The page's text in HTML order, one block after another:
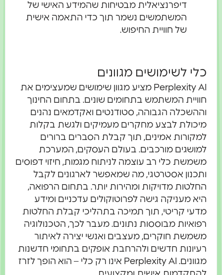
דיפרנציאלית מבטיחות שהמידע האישי של
המשתמשים נשמר תוך כדי התאמה אישית
של חוויית החיפוש.
כלי לשימושים מגוונים
Perplexity AI מציע מגוון שימושים שמעצימים את
חוויית המשתמש בתחומים שונים. בתחום החינוך
וההשכלה הגבוהה, סטודנטים ואקדמאים נהנים
מיכולת לבצע מחקרים מעמיקים ולגשת בקלות
למקורות אמינים, תוך קבלת הסברים ברורים
למושגים מורכבים. בעולם העסקים, המערכת
משמשת כלי רב עוצמה לניתוח מגמות, חיזוי דפוסים
ותכנון אסטרטגי, מה שמאפשר לארגונים לקבל
החלטות מדויקות ומהירות יותר. בתחום הרפואה,
היא מעניקה גישה לפרוטוקולים עדכניים ומידע
מדעי קריטי, תוך תמיכה בתהליכי קבלת החלטות
רפואיות מבוססות נתונים. מעבר לכך, הטכנולוגיה
משמשת חוקרים, מעצבים ואנשי יצירה לאיתור
רעיונות חדשים ולהרחבת אופקים בתחומי חדשנות
מגוונים. Perplexity AI אינו רק כלי – הוא הופך לזרז